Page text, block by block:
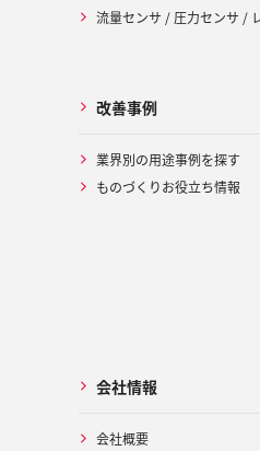
流量センサ / 圧力センサ /
改善事例
業界別の用途事例を探す
ものづくりお役立ち情報
会社情報
会社概要